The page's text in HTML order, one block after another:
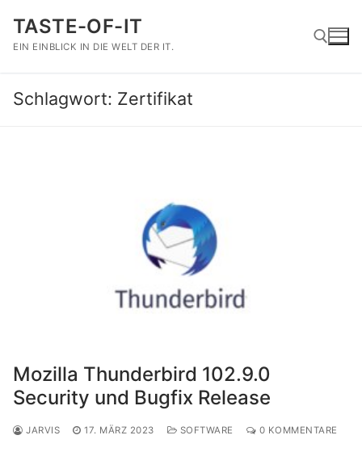
Inhalt
springen
TASTE-OF-IT
EIN EINBLICK IN DIE WELT DER IT.
Suchen nach:
Schlagwort: Zertifikat
Mozilla Thunderbird 102.9.0
Security und Bugfix Release
JARVIS 17. MÄRZ 2023 SOFTWARE 0 KOMMENTARE